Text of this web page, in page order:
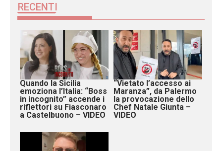
RECENTI
Quando la Sicilia
emoziona l’Italia: “Boss
in incognito” accende i
riflettori su Fiasconaro
a Castelbuono – VIDEO
“Vietato l’accesso ai
Maranza”, da Palermo
la provocazione dello
Chef Natale Giunta –
VIDEO